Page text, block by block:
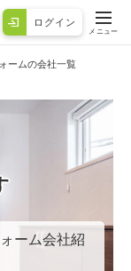
ログイン
メニュー
ームの会社一覧
ーム会社紹